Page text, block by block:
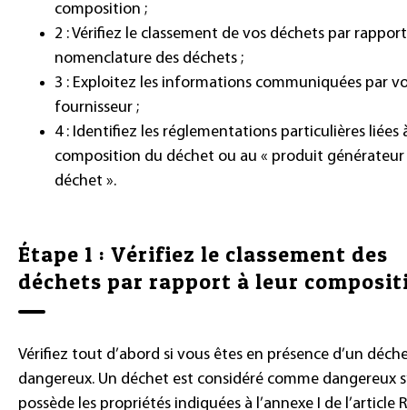
composition ;
2 : Vérifiez le classement de vos déchets par
nomenclature des déchets ;
3 : Exploitez les informations communiquées par
fournisseur ;
4 : Identifiez les réglementations particulières liées
composition du déchet ou au « produit générateur
déchet ».
Étape 1 : Vérifiez le classement des
déchets par rapport à leur
Vérifiez tout d’abord si vous êtes en présence d’un
dangereux. Un déchet est considéré comme dangereux
possède les propriétés indiquées à l’annexe I de l’article